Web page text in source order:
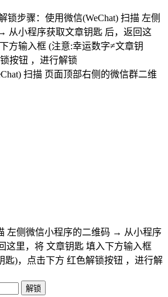
锁步骤：使用微信(WeChat) 扫描 左侧
从小程序获取文章钥匙 后，返回这
方输入框 (注意:幸运数字≠文章钥
按钮 ，进行解锁
扫描 页面顶部右侧的微信群二维
左侧微信小程序的二维码 → 从小程序
这里，将 文章钥匙 填入下方输入框
匙)，点击下方 红色解锁按钮 ，进行解